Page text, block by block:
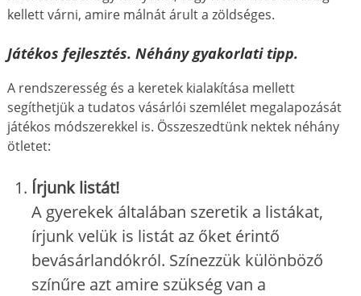
kellett várni, amire málnát árult a zöldséges.
Játékos fejlesztés. Néhány gyakorlati tipp.
A rendszeresség és a keretek kialakítása mellett
segíthetjük a tudatos vásárlói szemlélet megalapozását
játékos módszerekkel is. Összeszedtünk nektek néhány
ötletet:
Írjunk listát!
A gyerekek általában szeretik a listákat,
írjunk velük is listát az őket érintő
bevásárlandókról. Színezzük különböző
színűre azt amire szükség van a